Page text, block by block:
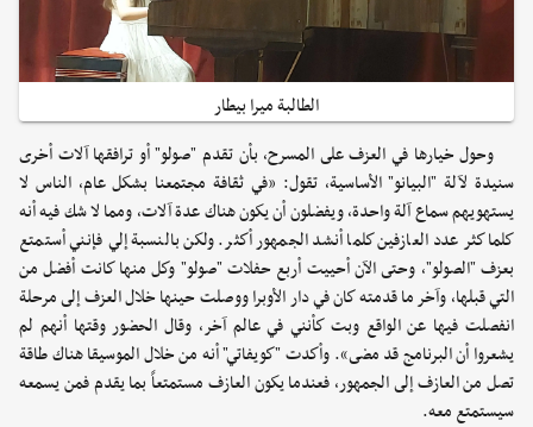
الطالبة ميرا بيطار
وحول خيارها في العزف على المسرح، بأن تقدم "صولو" أو ترافقها آلات أخرى
سنيدة لآلة "البيانو" الأساسية، تقول: «في ثقافة مجتمعنا بشكل عام، الناس لا
يستهويهم سماع آلة واحدة، ويفضلون أن يكون هناك عدة آلات، ومما لا شك فيه أنه
كلما كثر عدد العازفين كلما أنشد الجمهور أكثر. ولكن بالنسبة إلي فإنني أستمتع
بعزف "الصولو"، وحتى الآن أحييت أربع حفلات "صولو" وكل منها كانت أفضل من
التي قبلها، وآخر ما قدمته كان في دار الأوبرا ووصلت حينها خلال العزف إلى مرحلة
انفصلت فيها عن الواقع وبت كأنني في عالم آخر، وقال الحضور وقتها أنهم لم
يشعروا أن البرنامج قد مضى». وأكدت "كويفاتي" أنه من خلال الموسيقا هناك طاقة
تصل من العازف إلى الجمهور، فعندما يكون العازف مستمتعاً بما يقدم فمن يسمعه
سيستمتع معه.